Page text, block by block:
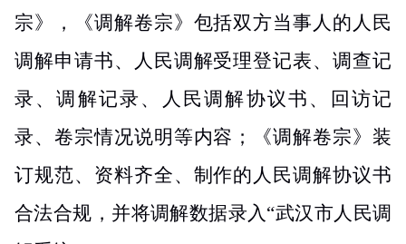
宗》，《调解卷宗》包括双方当事人的人民
调解申请书、人民调解受理登记表、调查记
录、调解记录、人民调解协议书、回访记
录、卷宗情况说明等内容；《调解卷宗》装
订规范、资料齐全、制作的人民调解协议书
合法合规，并将调解数据录入“武汉市人民调